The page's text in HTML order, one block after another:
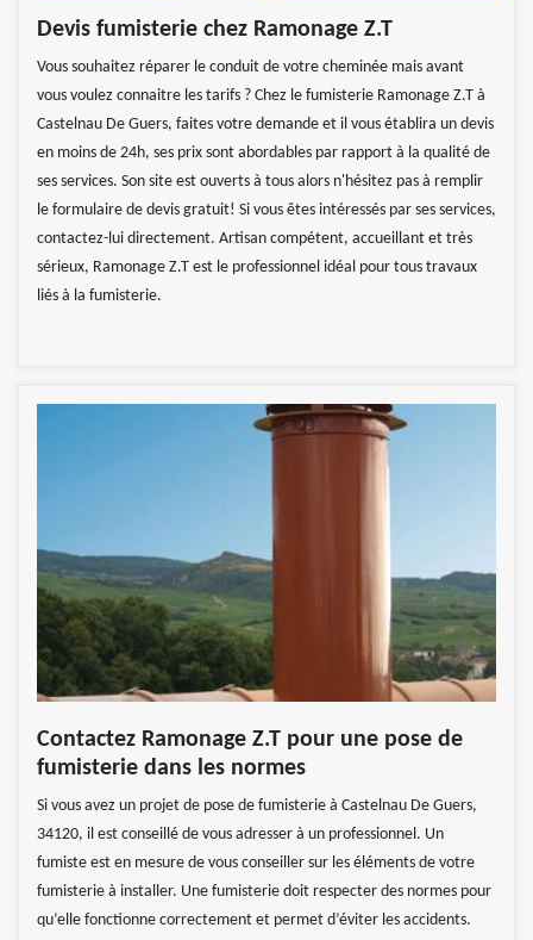
Devis fumisterie chez Ramonage Z.T
Vous souhaitez réparer le conduit de votre cheminée mais avant
vous voulez connaitre les tarifs ? Chez le fumisterie Ramonage Z.T à
Castelnau De Guers, faites votre demande et il vous établira un devis
en moins de 24h, ses prix sont abordables par rapport à la qualité de
ses services. Son site est ouverts à tous alors n'hésitez pas à remplir
le formulaire de devis gratuit! Si vous êtes intéressés par ses services,
contactez-lui directement. Artisan compétent, accueillant et très
sérieux, Ramonage Z.T est le professionnel idéal pour tous travaux
liés à la fumisterie.
Contactez Ramonage Z.T pour une pose de
fumisterie dans les normes
Si vous avez un projet de pose de fumisterie à Castelnau De Guers,
34120, il est conseillé de vous adresser à un professionnel. Un
fumiste est en mesure de vous conseiller sur les éléments de votre
fumisterie à installer. Une fumisterie doit respecter des normes pour
qu’elle fonctionne correctement et permet d’éviter les accidents.